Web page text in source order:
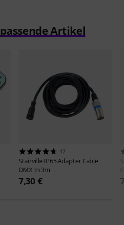
Artikel
17
Stairville IP65 Adapter Cable
DMX In 3m
7,30 €